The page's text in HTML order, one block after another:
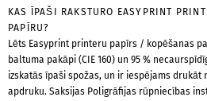
KAS ĪPAŠI RAKSTURO EASYPRINT
PAPĪRU?
Lēts Easyprint printeru papīrs / kopēšanas
baltuma pakāpi (CIE 160) un 95 %
izskatās īpaši spožas, un ir iespējams drukāt
apdruku. Saksijas Poligrāfijas rūpniecības